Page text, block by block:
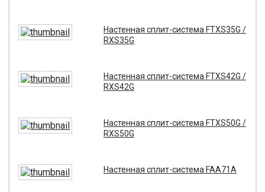
Настенная сплит-система FTXS35G /
RXS35G
Настенная сплит-система FTXS42G /
RXS42G
Настенная сплит-система FTXS50G /
RXS50G
Настенная сплит-система FAA71A